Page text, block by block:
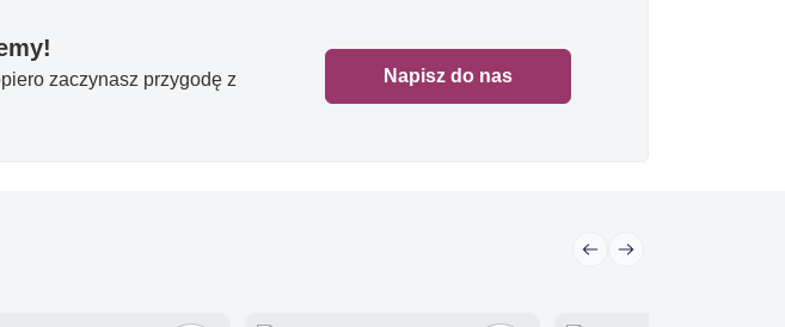
zaczynasz przygodę z
Napisz do nas